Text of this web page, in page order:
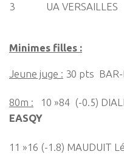
3 UA
Minimes filles :
Jeune juge : 30 pts BAR-
80m : 10 »84 (-0.5)
EASQY
11 »16 (-1.8) MAUDUIT